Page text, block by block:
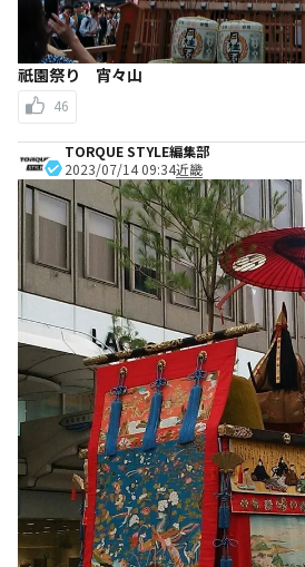
祇園祭り 宵々山
46
TORQUE STYLE編集部
2023/07/14 09:34近畿